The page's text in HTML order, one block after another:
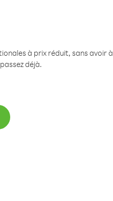
à prix réduit, sans avoir à
déjà.